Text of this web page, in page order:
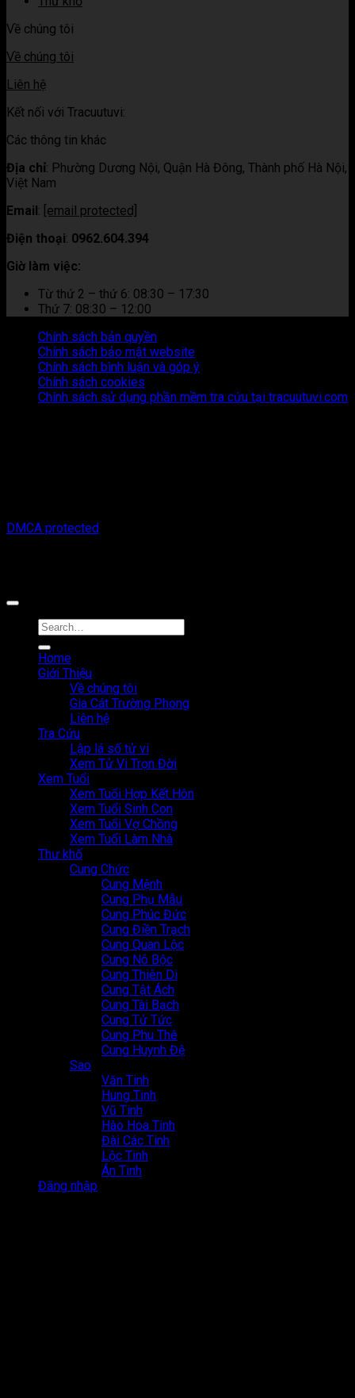
Về chúng tôi
Về chúng tôi
Liên hệ
Kết nối với Tracuutuvi:
Các thông tin khác
Địa chỉ: Phường Dương Nội, Quận Hà Đông, Thành phố Hà Nội,
Việt Nam
Email: [email protected]
Điện thoại: 0962.604.394
Giờ làm việc:
Từ thứ 2 – thứ 6: 08:30 – 17:30
Thứ 7: 08:30 – 12:00
Chính sách bản quyền
Chính sách bảo mật website
Chính sách bình luận và góp ý
Chính sách cookies
Chính sách sử dụng phần mềm tra cứu tại tracuutuvi.com
DMCA protected
Home
Giới Thiệu
Về chúng tôi
Gia Cát Trường Phong
Liên hệ
Tra Cứu
Lập lá số tử vi
Xem Tử Vi Trọn Đời
Xem Tuổi
Xem Tuổi Hợp Kết Hôn
Xem Tuổi Sinh Con
Xem Tuổi Vợ Chồng
Xem Tuổi Làm Nhà
Thư khố
Cung Chức
Cung Mệnh
Cung Phụ Mẫu
Cung Phúc Đức
Cung Điền Trạch
Cung Quan Lộc
Cung Nô Bộc
Cung Thiên Di
Cung Tật Ách
Cung Tài Bạch
Cung Tử Tức
Cung Phu Thê
Cung Huynh Đệ
Sao
Văn Tinh
Hung Tinh
Vũ Tinh
Hào Hoa Tinh
Đài Các Tinh
Lộc Tinh
Án Tinh
Đăng nhập